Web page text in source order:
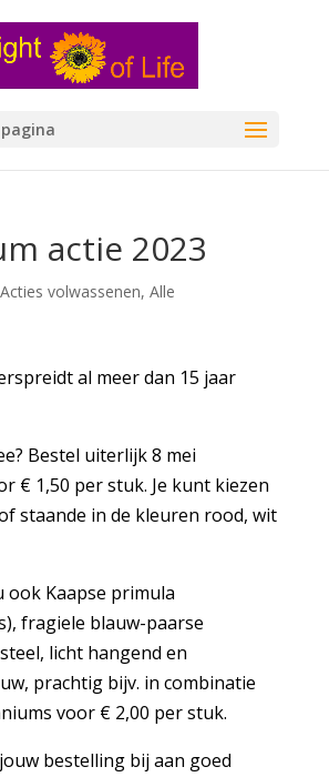
actie 2023
Acties volwassenen, Alle
al meer dan 15 jaar
Bestel uiterlijk 8 mei
€ 1,50 per stuk. Je kunt kiezen
staande in de kleuren rood, wit
ook Kaapse primula
fragiele blauw-paarse
licht hangend en
prachtig bijv. in combinatie
voor € 2,00 per stuk.
bestelling bij aan goed